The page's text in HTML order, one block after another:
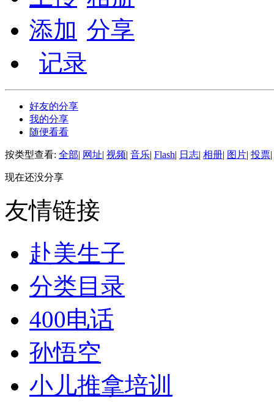
添加 分享
记录
好友的分享
我的分享
随便看看
按类型查看: 全部| 网址| 视频| 音乐| Flash| 日志| 相册| 图片| 投票|
现在还没分享
友情链接
赴美生子
分类目录
400电话
孙悟空
小儿推拿培训